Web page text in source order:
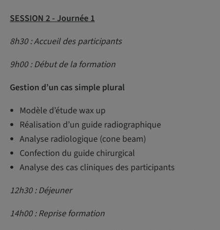
SESSION 2 - Journée 1
8h30 : Accueil des participants
9h00 : Début de la formation
Gestion d’un cas simple plural
Modèle d’étude wax up
Réalisation d’un guide radiographique
Analyse radiologique (cone beam)
Confection du guide chirurgical
Analyse des cas cliniques des participants
12h30 : Déjeuner
14h00 : Reprise formation